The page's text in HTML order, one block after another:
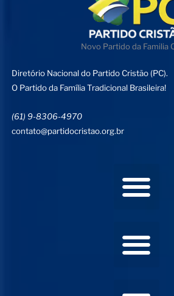
Novo Partido da Familia
Diretório Nacional do Partido Cristão (PC).
O Partido da Família Tradicional Brasileira!
(61) 9-8306-4970
contato@partidocristao.org.br